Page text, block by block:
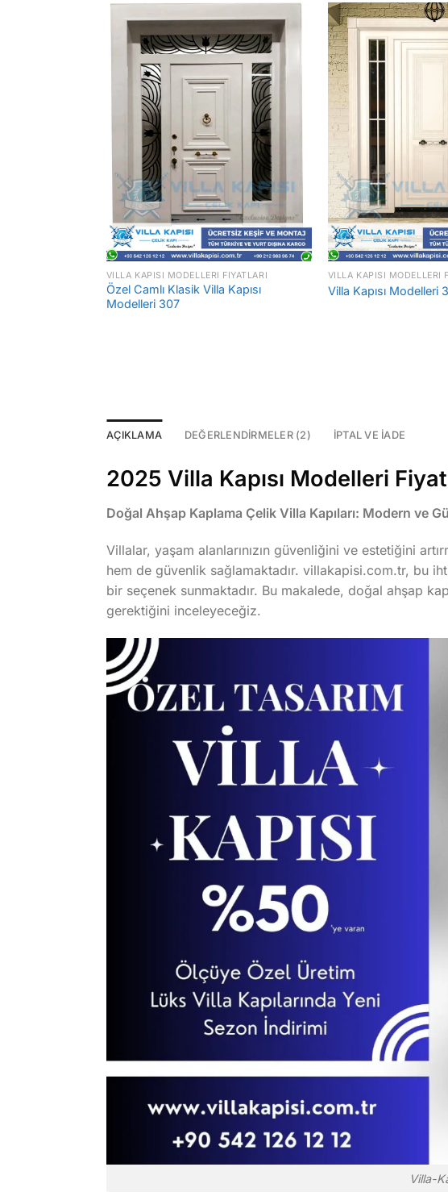
VILLA KAPISI MODELLERI FIYATLARI
Özel Camlı Klasik Villa Kapısı
Modelleri 307
VILLA KAPISI MODELLERI
Villa Kapısı Modelleri
AÇIKLAMA DEĞERLENDIRMELER (2) İPTAL VE İADE
2025 Villa Kapısı Modelleri
Doğal Ahşap Kaplama Çelik Villa Kapıları: Modern ve
Villalar, yaşam alanlarınızın güvenliğini ve estetiğini
hem de güvenlik sağlamaktadır. villakapisi.com.tr, bu
bir seçenek sunmaktadır. Bu makalede, doğal ahşap
gerektiğini inceleyeceğiz.
Villa-